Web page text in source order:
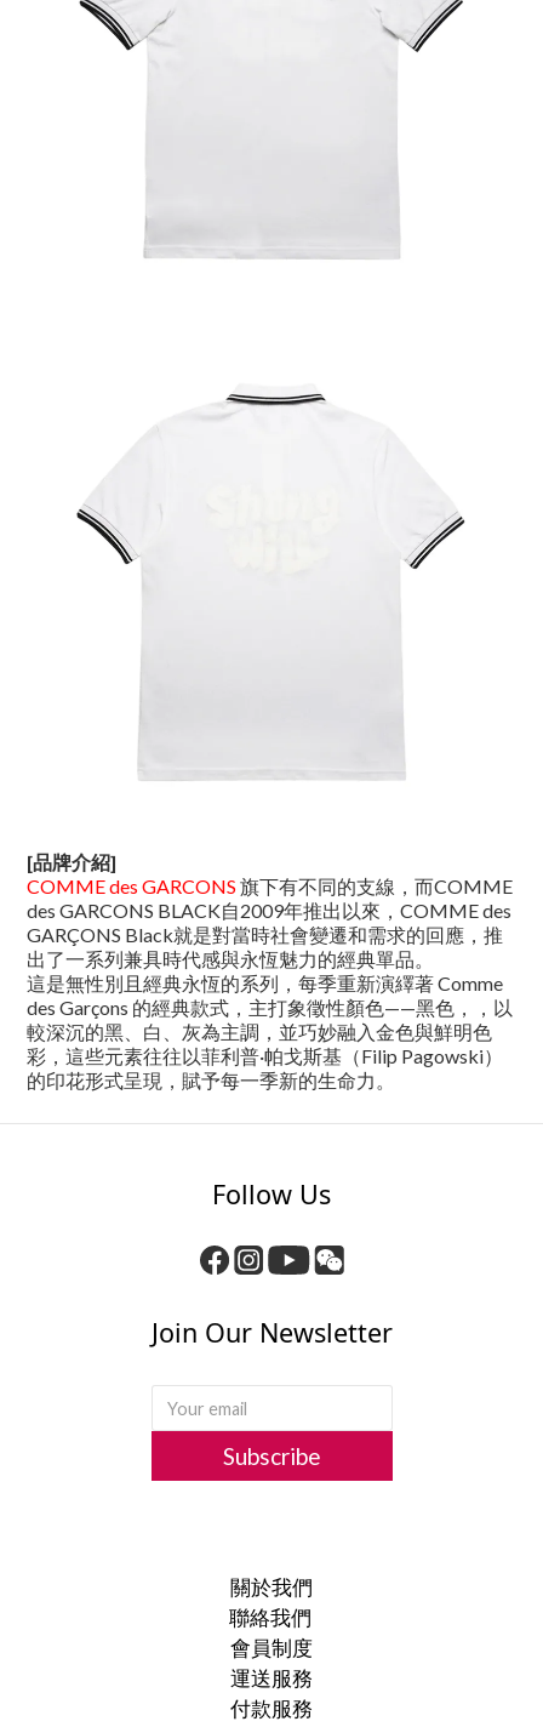
[品牌介紹]
COMME des GARCONS 旗下有不同的支線，而COMME
des GARCONS BLACK自2009年推出以來，COMME des
GARÇONS Black就是對當時社會變遷和需求的回應，推
出了一系列兼具時代感與永恆魅力的經典單品。
這是無性別且經典永恆的系列，每季重新演繹著 Comme
des Garçons 的經典款式，主打象徵性顏色——黑色，，以
較深沉的黑、白、灰為主調，並巧妙融入金色與鮮明色
彩，這些元素往往以菲利普·帕戈斯基（Filip Pagowski）
的印花形式呈現，賦予每一季新的生命力。
Follow Us
Join Our Newsletter
Subscribe
關於我們
聯絡我們
會員制度
運送服務
付款服務